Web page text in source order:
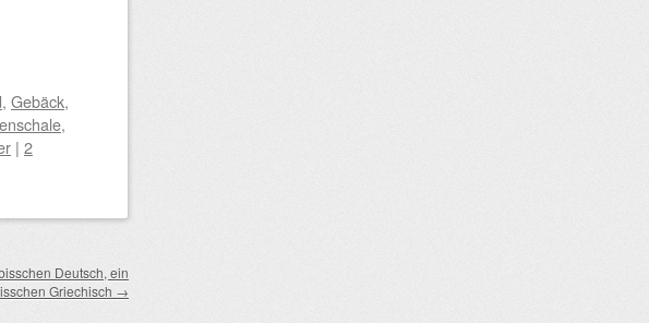
, Gebäck,
,
| 2
Deutsch, ein
Griechisch →